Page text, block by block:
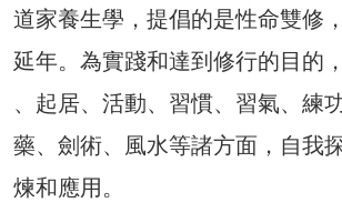
道家養生學，提倡的是性命雙修
延年。為實踐和達到修行的目的
、起居、活動、習慣、習氣、練
藥、劍術、風水等諸方面，自我
煉和應用。